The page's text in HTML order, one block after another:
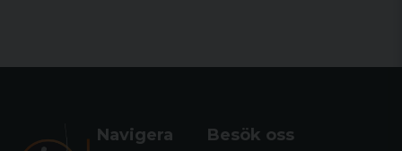
Navigera Besök oss